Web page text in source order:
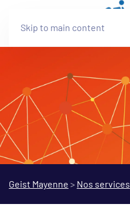
Skip to main content
Geist Mayenne > Nos services